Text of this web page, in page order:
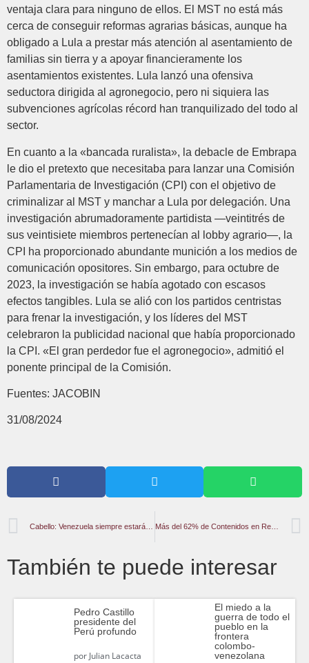
ventaja clara para ninguno de ellos. El MST no está más
cerca de conseguir reformas agrarias básicas, aunque ha
obligado a Lula a prestar más atención al asentamiento de
familias sin tierra y a apoyar financieramente los
asentamientos existentes. Lula lanzó una ofensiva
seductora dirigida al agronegocio, pero ni siquiera las
subvenciones agrícolas récord han tranquilizado del todo al
sector.
En cuanto a la «bancada ruralista», la debacle de Embrapa
le dio el pretexto que necesitaba para lanzar una Comisión
Parlamentaria de Investigación (CPI) con el objetivo de
criminalizar al MST y manchar a Lula por delegación. Una
investigación abrumadoramente partidista —veintitrés de
sus veintisiete miembros pertenecían al lobby agrario—, la
CPI ha proporcionado abundante munición a los medios de
comunicación opositores. Sin embargo, para octubre de
2023, la investigación se había agotado con escasos
efectos tangibles. Lula se alió con los partidos centristas
para frenar la investigación, y los líderes del MST
celebraron la publicidad nacional que había proporcionado
la CPI. «El gran perdedor fue el agronegocio», admitió el
ponente principal de la Comisión.
Fuentes: JACOBIN
31/08/2024
Más del 62% de Contenidos en Redes Sociales Tienen Mensajes Violentos
También te puede interesar
Pedro Castillo
presidente del
Perú profundo
porJulian Lacacta
El miedo a la
guerra de todo el
pueblo en la
frontera
colombo-
venezolana